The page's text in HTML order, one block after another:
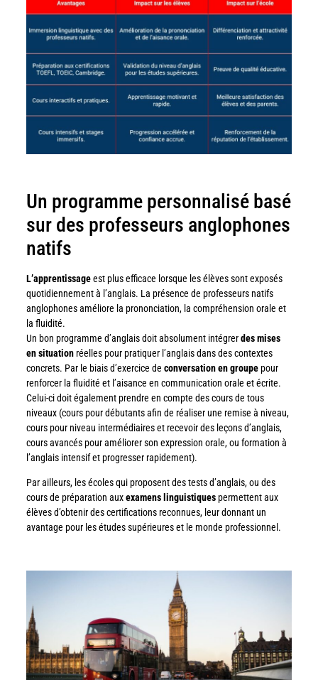
Un programme personnalisé basé
sur des professeurs anglophones
natifs
L’apprentissageest plus efficace lorsque les élèves sont exposés
quotidiennement à l’anglais. La présence de professeurs natifs
anglophones améliore la prononciation, la compréhension orale et
la fluidité.
Un bon programme d’anglais doit absolument intégrerdes mises
en situationréelles pour pratiquer l’anglais dans des contextes
concrets. Par le biais d’exercice de conversation en groupepour
renforcer la fluidité et l’aisance en communication orale et écrite.
Celui-ci doit également prendre en compte des cours de tous
niveaux (cours pour débutants afin de réaliser une remise à niveau,
cours pour niveau intermédiaires et recevoir des leçons d’anglais,
cours avancés pour améliorer son expression orale, ou formation à
l’anglais intensif et progresser rapidement).
Par ailleurs, les écoles qui proposent des tests d’anglais, ou des
cours de préparation auxexamens linguistiquespermettent aux
élèves d’obtenir des certifications reconnues, leur donnant un
avantage pour les études supérieures et le monde professionnel.